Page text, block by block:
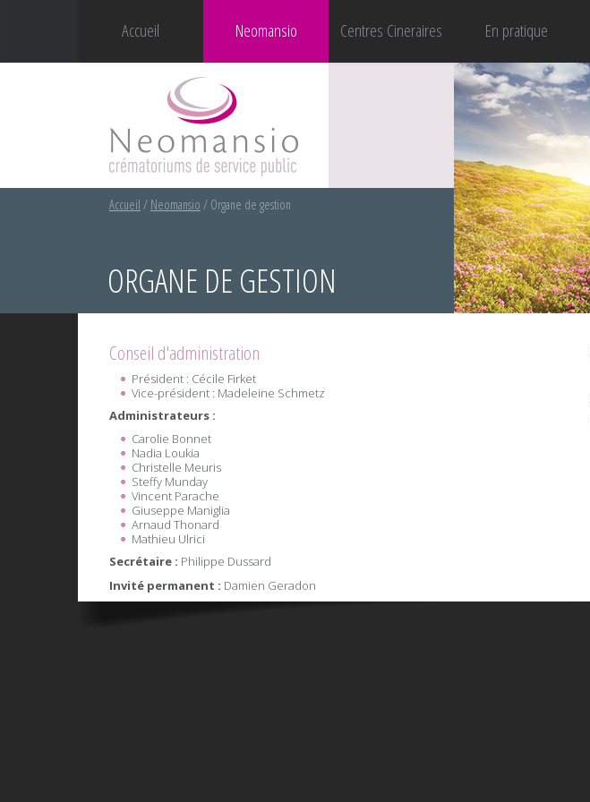
Accueil Neomansio Centres Cineraires En pratique
Accueil / Neomansio / Organe de gestion
ORGANE DE GESTION
Conseil d'administration
Président : Cécile Firket
Vice-président : Madeleine Schmetz
Administrateurs :
Carolie Bonnet
Nadia Loukia
Christelle Meuris
Steffy Munday
Vincent Parache
Giuseppe Maniglia
Arnaud Thonard
Mathieu Ulrici
Secrétaire : Philippe Dussard
Invité permanent : Damien Geradon